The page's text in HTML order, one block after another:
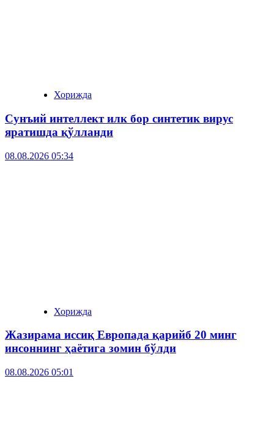
Хорижда
Сунъий интеллект илк бор синтетик вирус
яратишда қўлланди
08.08.2026 05:34
Хорижда
Жазирама иссиқ Европада қарийб 20 минг
инсоннинг ҳаётига зомин бўлди
08.08.2026 05:01